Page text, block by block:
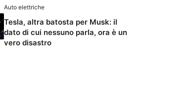
Auto elettriche
Tesla, altra batosta per Musk: il
dato di cui nessuno parla, ora è un
vero disastro